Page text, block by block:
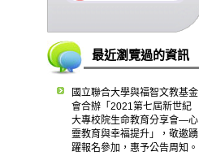
最近瀏覽過的資訊
國立聯合大學與福智文教基金
會合辦「2021第七屆新世紀
大專校院生命教育分享會—心
靈教育與幸福提升」，敬邀踴
躍報名參加，惠予公告周知。